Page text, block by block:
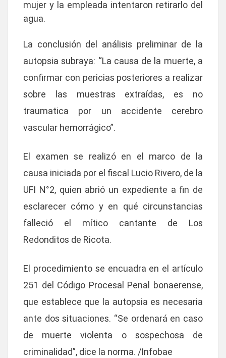
mujer y la empleada intentaron retirarlo del
agua.
La conclusión del análisis preliminar de la
autopsia subraya: “La causa de la muerte, a
confirmar con pericias posteriores a realizar
sobre las muestras extraídas, es no
traumatica por un accidente cerebro
vascular hemorrágico”.
El examen se realizó en el marco de la
causa iniciada por el fiscal Lucio Rivero, de la
UFI N°2, quien abrió un expediente a fin de
esclarecer cómo y en qué circunstancias
falleció el mítico cantante de Los
Redonditos de Ricota.
El procedimiento se encuadra en el artículo
251 del Código Procesal Penal bonaerense,
que establece que la autopsia es necesaria
ante dos situaciones. “Se ordenará en caso
de
muerte violenta o sospechosa de
criminalidad”, dice la norma. /Infobae